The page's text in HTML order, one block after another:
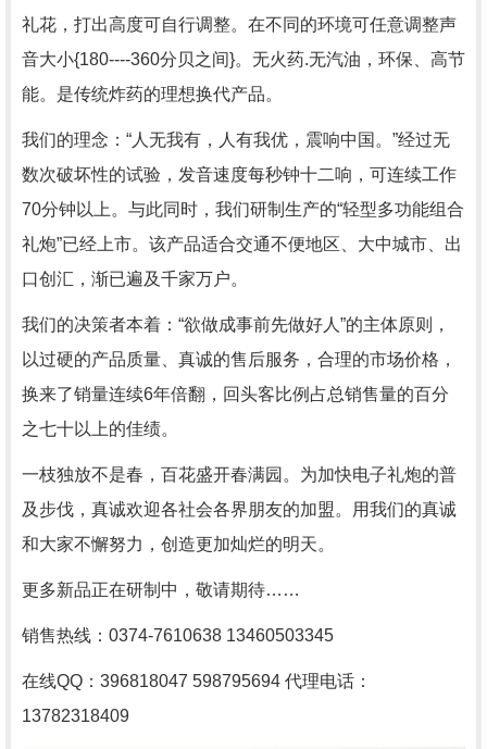
礼花，打出高度可自行调整。在不同的环境可任意调整声
音大小{180----360分贝之间}。无火药.无汽油，环保、高节
能。是传统炸药的理想换代产品。
我们的理念：“人无我有，人有我优，震响中国。”经过无
数次破坏性的试验，发音速度每秒钟十二响，可连续工作
70分钟以上。与此同时，我们研制生产的“轻型多功能组合
礼炮”已经上市。该产品适合交通不便地区、大中城市、出
口创汇，渐已遍及千家万户。
我们的决策者本着：“欲做成事前先做好人”的主体原则，
以过硬的产品质量、真诚的售后服务，合理的市场价格，
换来了销量连续6年倍翻，回头客比例占总销售量的百分
之七十以上的佳绩。
一枝独放不是春，百花盛开春满园。为加快电子礼炮的普
及步伐，真诚欢迎各社会各界朋友的加盟。用我们的真诚
和大家不懈努力，创造更加灿烂的明天。
更多新品正在研制中，敬请期待……
销售热线：0374-7610638 13460503345
在线QQ：396818047 598795694 代理电话：
13782318409